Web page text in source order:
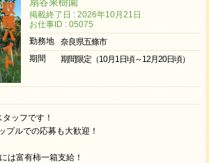
掲載終了日 : 2026年10月21日
お仕事ID : 05075
勤務地
奈良県五條市
期間
期間限定（10月1日頃～12月20日頃）
ッフです！
プルでの応募も大歓迎！
は富有柿一箱支給！